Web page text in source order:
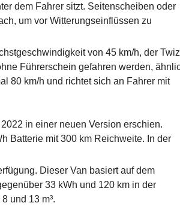
dem Fahrer sitzt. Seitenscheiben oder
um vor Witterungseinflüssen zu
von 45 km/h, der
Führerschein gefahren werden,
80 km/h und richtet sich an Fahrer mit
in einer neuen Version erschien.
Batterie mit 300 km Reichweite. In der
Dieser Van basiert auf dem
33 kWh und 120 km in der
und 13 m³.